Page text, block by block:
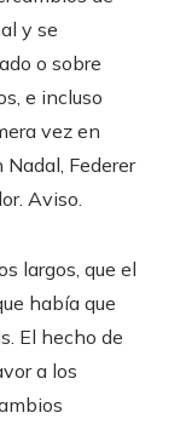
y se
o sobre
e incluso
vez en
Federer
Aviso.
largos, que el
había que
El hecho de
a los